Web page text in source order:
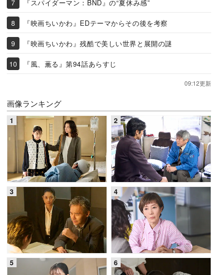
『スパイダーマン：BND』の“夏休み感”
『映画ちいかわ』EDテーマからその後を考察
『映画ちいかわ』残酷で美しい世界と展開の謎
『風、薫る』第94話あらすじ
09:12更新
画像ランキング